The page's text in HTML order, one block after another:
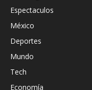
Espectaculos
México
Deportes
Mundo
Tech
Economía